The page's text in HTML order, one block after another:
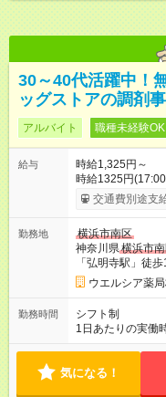
30～40代活躍中！
ッグストアの調剤
アルバイト 職種未経験OK
給与
時給1,325円～
時給1325円
よる更新判定あ
り （大学生は＋20円） 試用期間あり：入社日か
間の長さ：3ヶ月
交通費別途支
勤務地
横浜市南区
神奈川県横浜市
「弘明寺駅」徒歩
ウエルシア薬
勤務時間
シフト制
1日あたりの実働
時間の勤務 ☆週5
気になる！